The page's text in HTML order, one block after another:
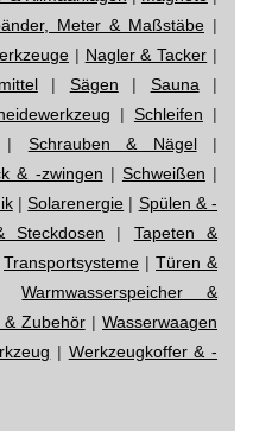
Meter & Maßstäbe |
| Nagler & Tacker |
| Sägen | Sauna |
| Schleifen |
| Schrauben & Nägel|
& -zwingen | Schweißen |
|Solarenergie | Spülen & -
Steckdosen | Tapeten &
Transportsysteme | Türen &
Warmwasserspeicher &
& Zubehör|Wasserwaagen
| Werkzeugkoffer & -